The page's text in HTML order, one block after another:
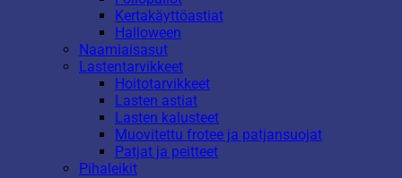
Kertakäyttöastiat
Halloween
Naamiaisasut
Lastentarvikkeet
Hoitotarvikkeet
Lasten astiat
Lasten kalusteet
Muovitettu frotee ja patjansuojat
Patjat ja peitteet
Pihaleikit